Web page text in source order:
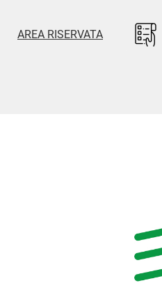
AREA RISERVATA